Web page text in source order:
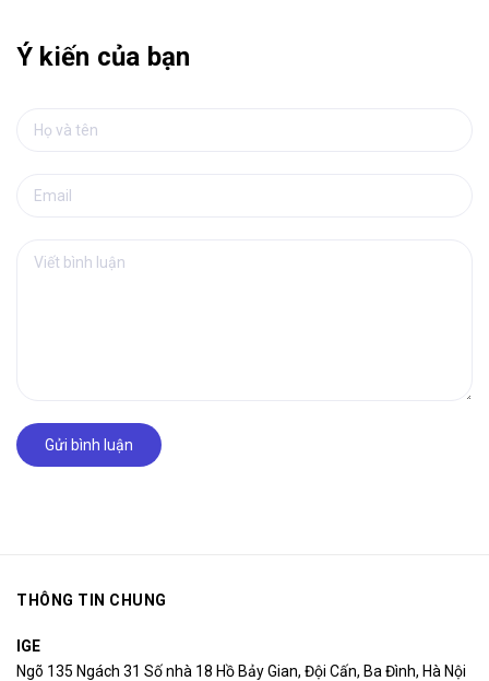
Ý kiến của bạn
Gửi bình luận
THÔNG TIN CHUNG
IGE
Ngõ 135 Ngách 31 Số nhà 18 Hồ Bảy Gian, Đội Cấn, Ba Đình, Hà Nội